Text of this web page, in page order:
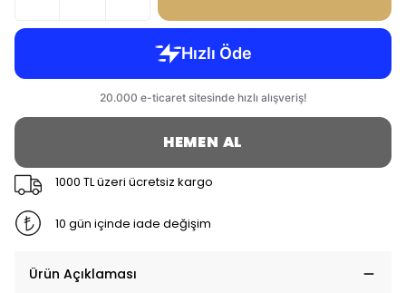
HEMEN AL
1000 TL üzeri ücretsiz kargo
10 gün içinde iade değişim
Ürün Açıklaması